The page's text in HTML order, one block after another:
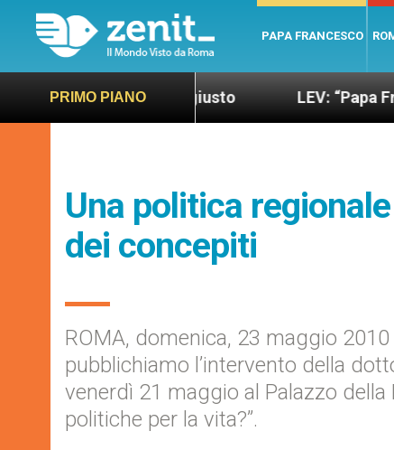
PAPA FRANCESCO
PRIMO PIANO
più sano e giusto LEV: “Papa Francesco.
Una politica
dei concepiti
ROMA, domenica, 23 maggio
pubblichiamo l’intervento della
venerdì 21 maggio al Palazzo della
politiche per la vita?”.